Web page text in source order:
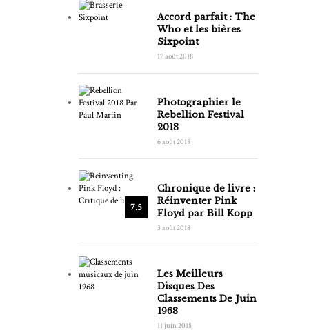
Accord parfait : The
Who et les bières
Sixpoint
17 août 2018
Photographier le
Rebellion Festival
2018
6 août 2018
7.5
Chronique de livre :
Réinventer Pink
Floyd par Bill Kopp
3 août 2018
Les Meilleurs
Disques Des
Classements De Juin
1968
11 juin 2018